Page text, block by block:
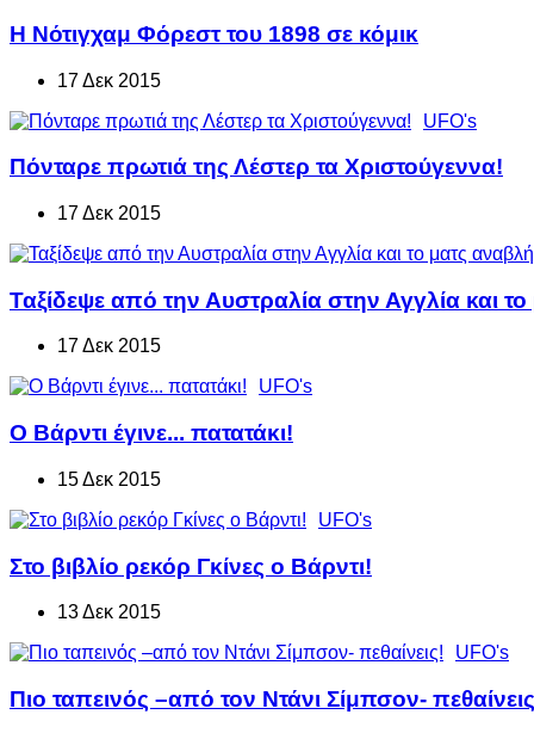
Η Νότιγχαμ Φόρεστ του 1898 σε κόμικ
17 Δεκ 2015
UFO's
Πόνταρε πρωτιά της Λέστερ τα Χριστούγεννα!
17 Δεκ 2015
Ταξίδεψε από την Αυστραλία στην Αγγλία και
17 Δεκ 2015
UFO's
Ο Βάρντι έγινε... πατατάκι!
15 Δεκ 2015
UFO's
Στο βιβλίο ρεκόρ Γκίνες ο Βάρντι!
13 Δεκ 2015
UFO's
Πιο ταπεινός –από τον Ντάνι Σίμπσον-